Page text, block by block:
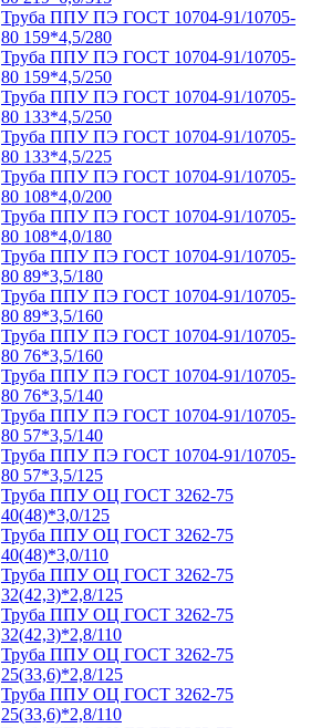
Труба ППУ ПЭ ГОСТ 10704-91/10705-
80 159*4,5/280
Труба ППУ ПЭ ГОСТ 10704-91/10705-
80 159*4,5/250
Труба ППУ ПЭ ГОСТ 10704-91/10705-
80 133*4,5/250
Труба ППУ ПЭ ГОСТ 10704-91/10705-
80 133*4,5/225
Труба ППУ ПЭ ГОСТ 10704-91/10705-
80 108*4,0/200
Труба ППУ ПЭ ГОСТ 10704-91/10705-
80 108*4,0/180
Труба ППУ ПЭ ГОСТ 10704-91/10705-
80 89*3,5/180
Труба ППУ ПЭ ГОСТ 10704-91/10705-
80 89*3,5/160
Труба ППУ ПЭ ГОСТ 10704-91/10705-
80 76*3,5/160
Труба ППУ ПЭ ГОСТ 10704-91/10705-
80 76*3,5/140
Труба ППУ ПЭ ГОСТ 10704-91/10705-
80 57*3,5/140
Труба ППУ ПЭ ГОСТ 10704-91/10705-
80 57*3,5/125
Труба ППУ ОЦ ГОСТ 3262-75
40(48)*3,0/125
Труба ППУ ОЦ ГОСТ 3262-75
40(48)*3,0/110
Труба ППУ ОЦ ГОСТ 3262-75
32(42,3)*2,8/125
Труба ППУ ОЦ ГОСТ 3262-75
32(42,3)*2,8/110
Труба ППУ ОЦ ГОСТ 3262-75
25(33,6)*2,8/125
Труба ППУ ОЦ ГОСТ 3262-75
25(33,6)*2,8/110